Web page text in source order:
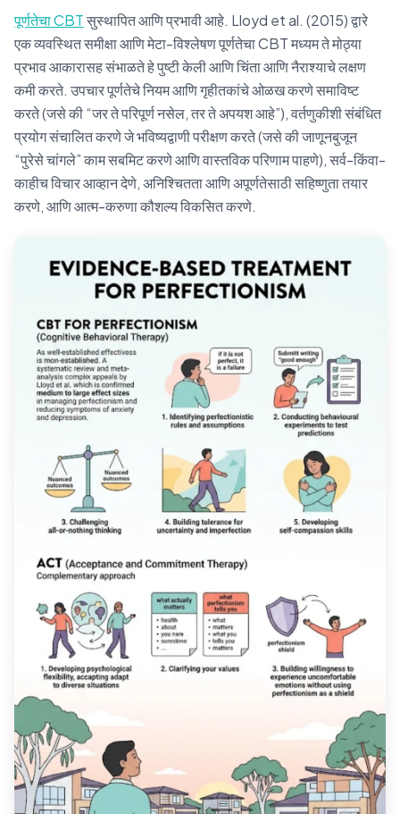
पूर्णतेचा CBTसुस्थापित आणि प्रभावी आहे. Lloyd et al. (2015) द्वारे
एक व्यवस्थित समीक्षा आणि मेटा-विश्लेषण पूर्णतेचा CBT मध्यम ते मोठ्या
प्रभाव आकारासह संभाळते हे पुष्टी केली आणि चिंता आणि नैराश्याचे लक्षण
कमी करते. उपचार पूर्णतेचे नियम आणि गृहीतकांचे ओळख करणे समाविष्ट
करते (जसे की “जर ते परिपूर्ण नसेल, तर ते अपयश आहे”), वर्तणुकीशी संबंधित
प्रयोग संचालित करणे जे भविष्यद्वाणी परीक्षण करते (जसे की जाणूनबुजून
“पुरेसे चांगले” काम सबमिट करणे आणि वास्तविक परिणाम पाहणे), सर्व-किंवा-
काहीच विचार आव्हान देणे, अनिश्चितता आणि अपूर्णतेसाठी सहिष्णुता तयार
करणे, आणि आत्म-करुणा कौशल्य विकसित करणे.